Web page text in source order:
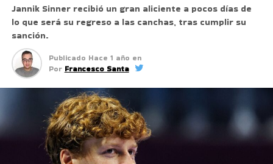
Jannik Sinner recibió un gran aliciente a pocos días de
lo que será su regreso a las canchas, tras cumplir su
sanción.
Publicado Hace 1 año en
Por Francesco Santa